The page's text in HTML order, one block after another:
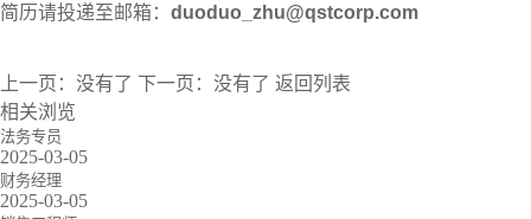
简历请投递至邮箱： duoduo_zhu@qstcorp.com
上一页： 没有了 下一页： 没有了 返回列表
相关浏览
法务专员
2025-03-05
财务经理
2025-03-05